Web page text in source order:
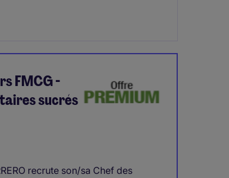
FMCG -
sucrés
recrute son/sa Chef des